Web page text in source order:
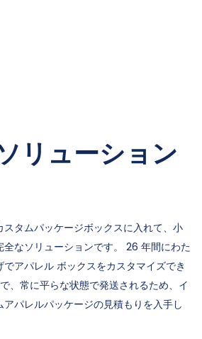
リューション
タムパッケージボックスに入れて、小
なソリューションです。 26 年間にわた
アパレル ボックスをカスタマイズでき
、常に平らな状態で発送されるため、イ
パレルパッケージの見積もりを入手し